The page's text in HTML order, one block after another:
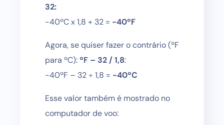
32:
-40ºC x 1,8 + 32 = -40ºF
Agora, se quiser fazer o contrário (ºF
para ºC):ºF – 32 / 1,8:
-40ºF – 32 ÷ 1,8 = -40ºC
Esse valor também é mostrado no
computador de voo: